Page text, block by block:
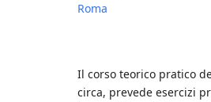
Roma
Il corso teorico pratico
circa, prevede esercizi